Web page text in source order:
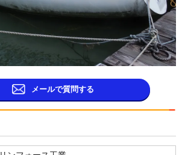
メールで質問する